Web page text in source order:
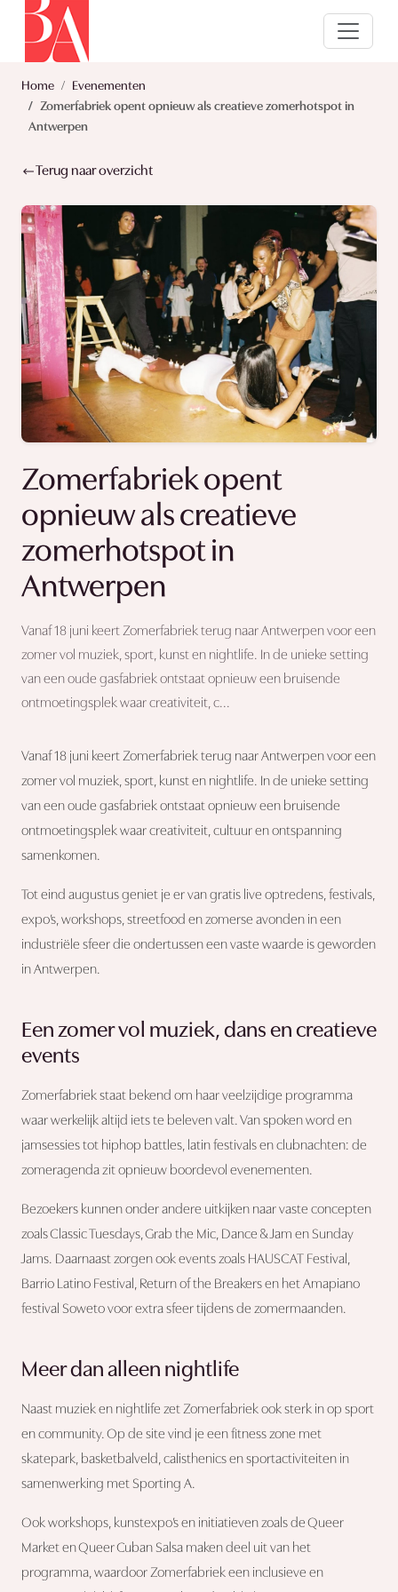
Home
Evenementen
Zomerfabriek opent opnieuw als creatieve zomerhotspot in
Antwerpen
Terug naar overzicht
Zomerfabriek opent
opnieuw als creatieve
zomerhotspot in
Antwerpen
Vanaf 18 juni keert Zomerfabriek terug naar Antwerpen voor een
zomer vol muziek, sport, kunst en nightlife. In de unieke setting
van een oude gasfabriek ontstaat opnieuw een bruisende
ontmoetingsplek waar creativiteit, c...
Vanaf 18 juni keert Zomerfabriek terug naar Antwerpen voor een
zomer vol muziek, sport, kunst en nightlife. In de unieke setting
van een oude gasfabriek ontstaat opnieuw een bruisende
ontmoetingsplek waar creativiteit, cultuur en ontspanning
samenkomen.
Tot eind augustus geniet je er van gratis live optredens, festivals,
expo’s, workshops, streetfood en zomerse avonden in een
industriële sfeer die ondertussen een vaste waarde is geworden
in Antwerpen.
Een zomer vol muziek, dans en creatieve
events
Zomerfabriek staat bekend om haar veelzijdige programma
waar werkelijk altijd iets te beleven valt. Van spoken word en
jamsessies tot hiphop battles, latin festivals en clubnachten: de
zomeragenda zit opnieuw boordevol evenementen.
Bezoekers kunnen onder andere uitkijken naar vaste concepten
zoals Classic Tuesdays, Grab the Mic, Dance & Jam en Sunday
Jams. Daarnaast zorgen ook events zoals HAUSCAT Festival,
Barrio Latino Festival, Return of the Breakers en het Amapiano
festival Soweto voor extra sfeer tijdens de zomermaanden.
Meer dan alleen nightlife
Naast muziek en nightlife zet Zomerfabriek ook sterk in op sport
en community. Op de site vind je een fitness zone met
skatepark, basketbalveld, calisthenics en sportactiviteiten in
samenwerking met Sporting A.
Ook workshops, kunstexpo’s en initiatieven zoals de Queer
Market en Queer Cuban Salsa maken deel uit van het
programma, waardoor Zomerfabriek een inclusieve en